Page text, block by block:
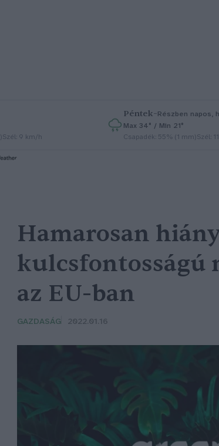
Szél: 9 km/h
Péntek–Részben napos,
Max 34° / Min 21°
Csapadék: 55% (1 mm)Szél:
Hamarosan
kulcsfontosságú
az EU-ban
GAZDASÁG 2022.01.16